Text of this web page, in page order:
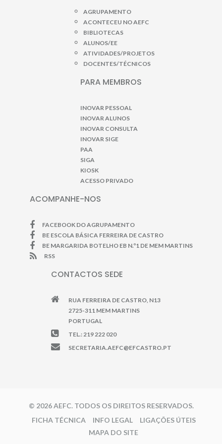
AGRUPAMENTO
ACONTECEU NO AEFC
BIBLIOTECAS
ALUNOS/EE
ATIVIDADES/PROJETOS
DOCENTES/TÉCNICOS
PARA MEMBROS
INOVAR PESSOAL
INOVAR ALUNOS
INOVAR CONSULTA
INOVAR SIGE
PAA
SIGA
KIOSK
ACESSO PRIVADO
ACOMPANHE-NOS
FACEBOOK DO AGRUPAMENTO
BE ESCOLA BÁSICA FERREIRA DE CASTRO
BE MARGARIDA BOTELHO EB N.º1 DE MEM MARTINS
RSS
CONTACTOS SEDE
RUA FERREIRA DE CASTRO, N13
2725-311 MEM MARTINS
PORTUGAL
TEL.: 219 222 020
SECRETARIA.AEFC@EFCASTRO.PT
© 2026 AEFC. TODOS OS DIREITOS RESERVADOS.
FICHA TÉCNICA
INFO LEGAL
LIGAÇÕES ÚTEIS
MAPA DO SITE